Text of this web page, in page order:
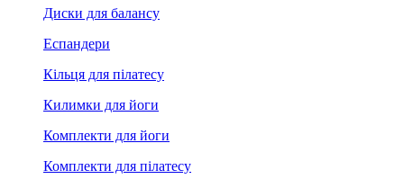
Диски для балансу
Еспандери
Кільця для пілатесу
Килимки для йоги
Комплекти для йоги
Комплекти для пілатесу